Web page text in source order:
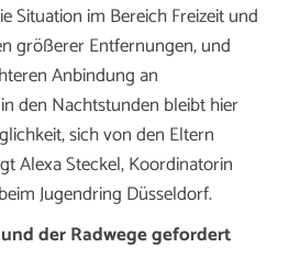
Situation im Bereich Freizeit und
größerer Entfernungen, und
Anbindung an
den Nachtstunden bleibt hier
sich von den Eltern
Alexa Steckel, Koordinatorin
Jugendring Düsseldorf.
der Radwege gefordert